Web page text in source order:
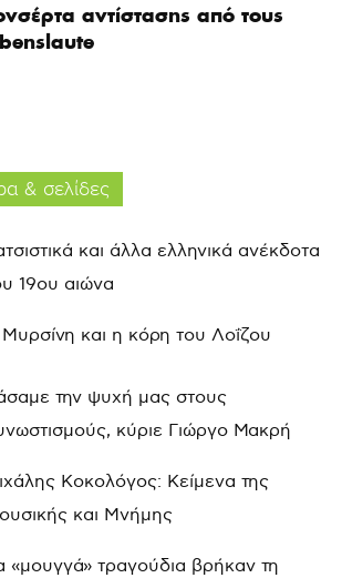
αντίστασης από τους
& σελίδες
και άλλα ελληνικά ανέκδοτα
19ου αιώνα
και η κόρη του Λοΐζου
την ψυχή μας στους
κύριε Γιώργο Μακρή
Κοκολόγος: Κείμενα της
και Μνήμης
«μουγγά» τραγούδια βρήκαν τη